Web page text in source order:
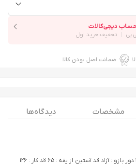
ضمانت اصل بودن کالا
مشخصات
دیدگاه ها